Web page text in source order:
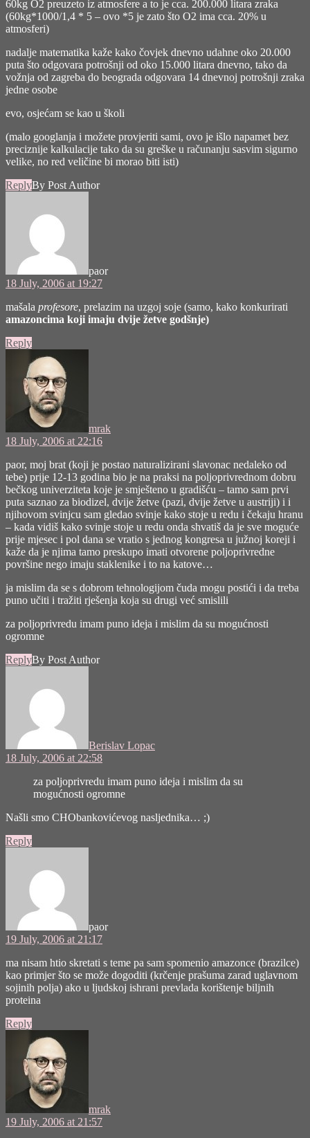
60kg O2 preuzeto iz atmosfere a to je cca. 200.000 litara zraka
(60kg*1000/1,4 * 5 – ovo *5 je zato što O2 ima cca. 20% u
atmosferi)
nadalje matematika kaže kako čovjek dnevno udahne oko 20.000
puta što odgovara potrošnji od oko 15.000 litara dnevno, tako da
vožnja od zagreba do beograda odgovara 14 dnevnoj potrošnji zraka
jedne osobe
evo, osjećam se kao u školi
(malo googlanja i možete provjeriti sami, ovo je išlo napamet bez
preciznije kalkulacije tako da su greške u računanju sasvim sigurno
velike, no red veličine bi morao biti isti)
ReplyBy Post Author
paor
18 July, 2006 at 19:27
mašala profesore, prelazim na uzgoj soje (samo, kako konkurirati
amazoncima koji imaju dvije žetve godšnje)
Reply
mrak
18 July, 2006 at 22:16
paor, moj brat (koji je postao naturalizirani slavonac nedaleko od
tebe) prije 12-13 godina bio je na praksi na poljoprivrednom dobru
bečkog univerziteta koje je smješteno u gradišću – tamo sam prvi
puta saznao za biodizel, dvije žetve (pazi, dvije žetve u austriji) i i
njihovom svinjcu sam gledao svinje kako stoje u redu i čekaju hranu
– kada vidiš kako svinje stoje u redu onda shvatiš da je sve moguće
prije mjesec i pol dana se vratio s jednog kongresa u južnoj koreji i
kaže da je njima tamo preskupo imati otvorene poljoprivredne
površine nego imaju staklenike i to na katove…
ja mislim da se s dobrom tehnologijom čuda mogu postići i da treba
puno učiti i tražiti rješenja koja su drugi već smislili
za poljoprivredu imam puno ideja i mislim da su mogućnosti
ogromne
ReplyBy Post Author
Berislav Lopac
18 July, 2006 at 22:58
za poljoprivredu imam puno ideja i mislim da su
mogućnosti ogromne
Našli smo CHObankovićevog nasljednika… ;)
Reply
paor
19 July, 2006 at 21:17
ma nisam htio skretati s teme pa sam spomenio amazonce (brazilce)
kao primjer što se može dogoditi (krčenje prašuma zarad uglavnom
sojinih polja) ako u ljudskoj ishrani prevlada korištenje biljnih
proteina
Reply
mrak
19 July, 2006 at 21:57